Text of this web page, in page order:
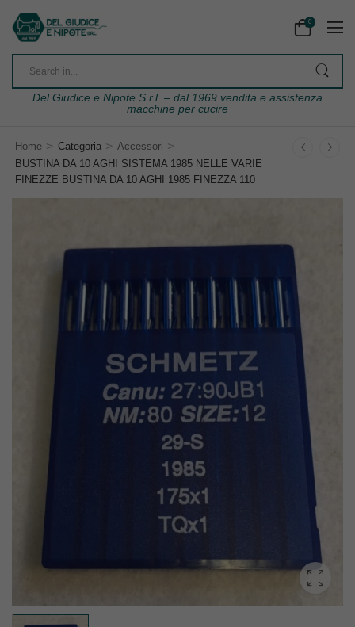
0
Del Giudice e Nipote S.r.l. – dal 1969 vendita e assistenza
macchine per cucire
Home > Categoria > Accessori >
BUSTINA DA 10 AGHI SISTEMA 1985 NELLE VARIE
FINEZZE BUSTINA DA 10 AGHI 1985 FINEZZA 110